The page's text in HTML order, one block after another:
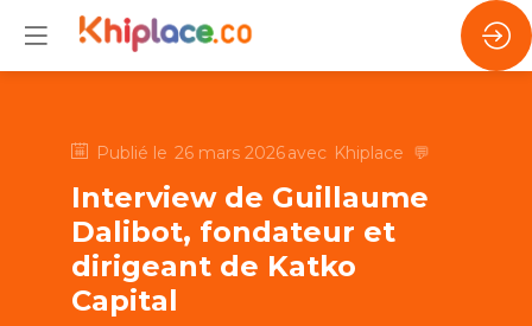
Publié le 26 mars 2026avec Khiplace 💬
Interview de Guillaume
Dalibot, fondateur et
dirigeant de Katko
Capital